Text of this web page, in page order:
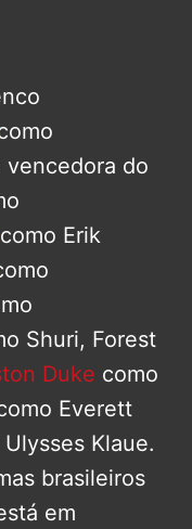
vencedora do
como Erik
Shuri, Forest
Duke como
Everett
Klaue.
brasileiros
em